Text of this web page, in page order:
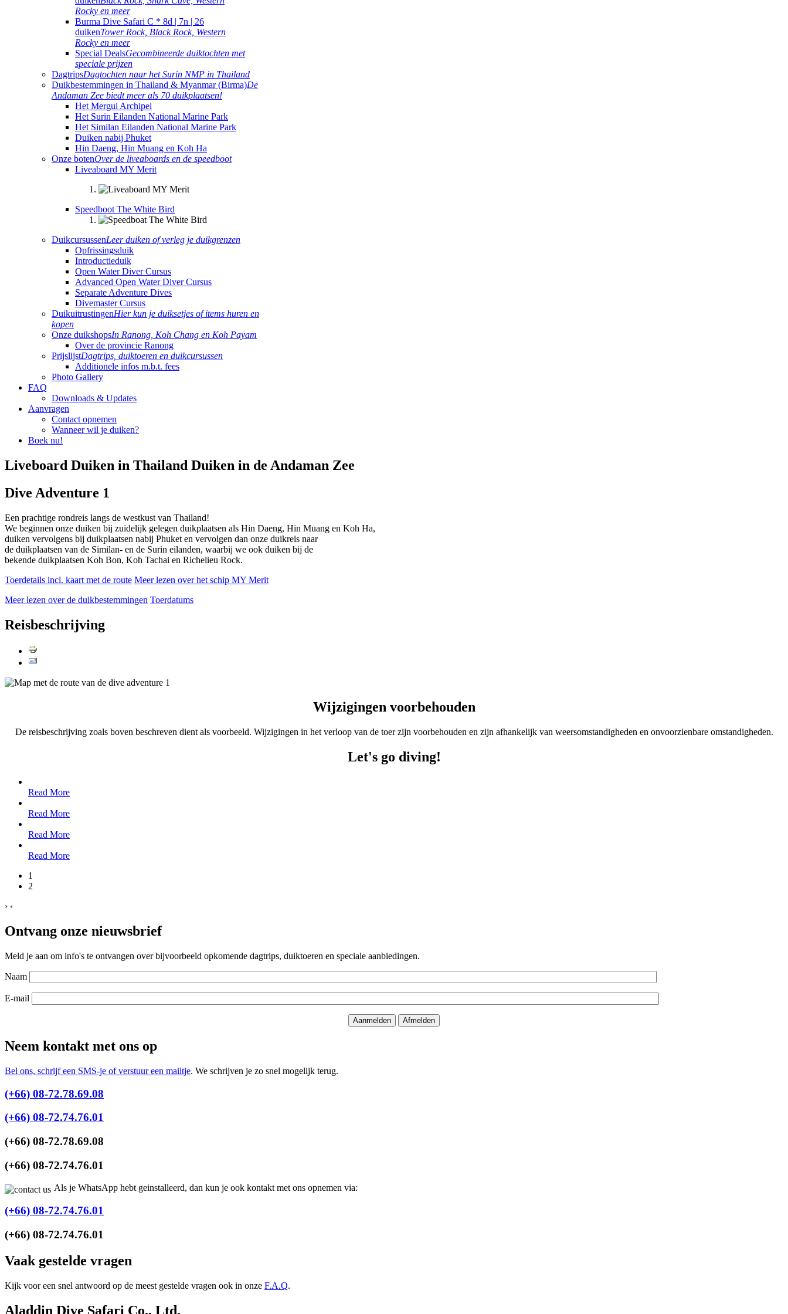
Rocky en meer
Burma Dive Safari C * 8d | 7n | 26
duikenTower Rock, Black Rock, Western
Rocky en meer
Special DealsGecombineerde duiktochten met
speciale prijzen
DagtripsDagtochten naar het Surin NMP in Thailand
Duikbestemmingen in Thailand & Myanmar (Birma)De
Andaman Zee biedt meer als 70 duikplaatsen!
Het Mergui Archipel
Het Surin Eilanden National Marine Park
Het Similan Eilanden National Marine Park
Duiken nabij Phuket
Hin Daeng, Hin Muang en Koh Ha
Onze botenOver de liveaboards en de speedboot
Liveaboard MY Merit
Speedboot The White Bird
DuikcursussenLeer duiken of verleg je duikgrenzen
Opfrissingsduik
Introductieduik
Open Water Diver Cursus
Advanced Open Water Diver Cursus
Separate Adventure Dives
Divemaster Cursus
DuikuitrustingenHier kun je duiksetjes of items huren en
kopen
Onze duikshopsIn Ranong, Koh Chang en Koh Payam
Over de provincie Ranong
PrijslijstDagtrips, duiktoeren en duikcursussen
Additionele infos m.b.t. fees
Photo Gallery
FAQ
Downloads & Updates
Aanvragen
Contact opnemen
Wanneer wil je duiken?
Boek nu!
Liveboard Duiken in Thailand Duiken in de Andaman Zee
Dive Adventure 1
Een prachtige rondreis langs de westkust van Thailand!
We beginnen onze duiken bij zuidelijk gelegen duikplaatsen als Hin Daeng, Hin Muang en Koh Ha,
duiken vervolgens bij duikplaatsen nabij Phuket en vervolgen dan onze duikreis naar
de duikplaatsen van de Similan- en de Surin eilanden, waarbij we ook duiken bij de
bekende duikplaatsen Koh Bon, Koh Tachai en Richelieu Rock.
Toerdetails incl. kaart met de route Meer lezen over het schip MY Merit
Meer lezen over de duikbestemmingen Toerdatums
Reisbeschrijving
Wijzigingen voorbehouden
De reisbeschrijving zoals boven beschreven dient als voorbeeld. Wijzigingen in het verloop van de toer zijn voorbehouden en zijn afhankelijk van weersomstandigheden en onvoorzienbare omstandigheden.
Let's go diving!
Read More
Read More
Read More
Read More
1
2
› ‹
Ontvang onze nieuwsbrief
Meld je aan om info's te ontvangen over bijvoorbeeld opkomende dagtrips, duiktoeren en speciale aanbiedingen.
Naam
E-mail
Neem kontakt met ons op
Bel ons, schrijf een SMS-je of verstuur een mailtje. We schrijven je zo snel mogelijk terug.
(+66) 08-72.78.69.08
(+66) 08-72.74.76.01
(+66) 08-72.78.69.08
(+66) 08-72.74.76.01
Als je WhatsApp hebt geinstalleerd, dan kun je ook kontakt met ons opnemen via:
(+66) 08-72.74.76.01
(+66) 08-72.74.76.01
Vaak gestelde vragen
Kijk voor een snel antwoord op de meest gestelde vragen ook in onze F.A.Q.
Aladdin Dive Safari Co., Ltd.